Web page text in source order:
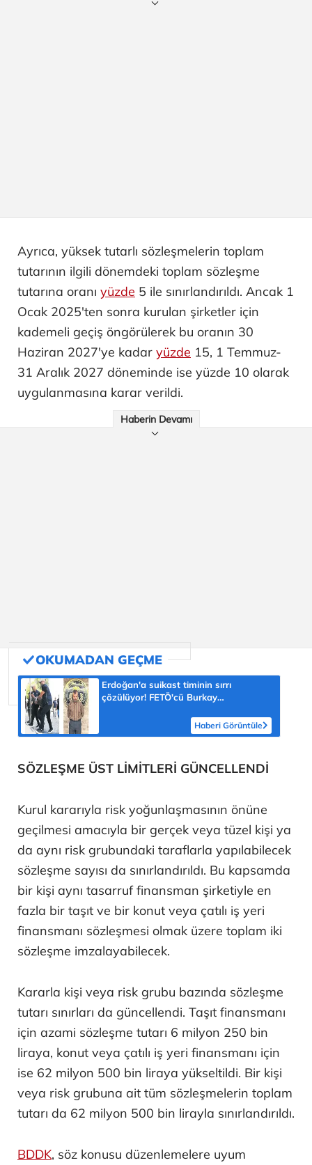
Ayrıca, yüksek tutarlı sözleşmelerin toplam
tutarının ilgili dönemdeki toplam sözleşme
tutarına oranı yüzde 5 ile sınırlandırıldı. Ancak 1
Ocak 2025'ten sonra kurulan şirketler için
kademeli geçiş öngörülerek bu oranın 30
Haziran 2027'ye kadar yüzde 15, 1 Temmuz-
31 Aralık 2027 döneminde ise yüzde 10 olarak
uygulanmasına karar verildi.
Haberin Devamı
Erdoğan'a suikast timinin sırrı
çözülüyor! FETÖ'cü Burkay
Haberi Görüntüle
SÖZLEŞME ÜST LİMİTLERİ GÜNCELLENDİ
Kurul kararıyla risk yoğunlaşmasının önüne
geçilmesi amacıyla bir gerçek veya tüzel kişi ya
da aynı risk grubundaki taraflarla yapılabilecek
sözleşme sayısı da sınırlandırıldı. Bu kapsamda
bir kişi aynı tasarruf finansman şirketiyle en
fazla bir taşıt ve bir konut veya çatılı iş yeri
finansmanı sözleşmesi olmak üzere toplam iki
sözleşme imzalayabilecek.
Kararla kişi veya risk grubu bazında sözleşme
tutarı sınırları da güncellendi. Taşıt finansmanı
için azami sözleşme tutarı 6 milyon 250 bin
liraya, konut veya çatılı iş yeri finansmanı için
ise 62 milyon 500 bin liraya yükseltildi. Bir kişi
veya risk grubuna ait tüm sözleşmelerin toplam
tutarı da 62 milyon 500 bin lirayla sınırlandırıldı.
BDDK, söz konusu düzenlemelere uyum